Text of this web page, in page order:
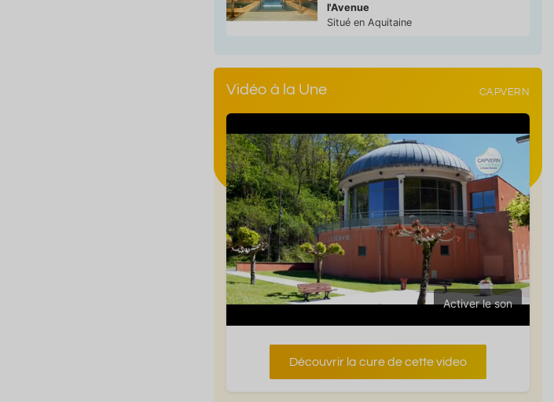
l'Avenue
Situé en Aquitaine
Vidéo à la Une CAPVERN
Activer le son
Découvrir la cure de cette video